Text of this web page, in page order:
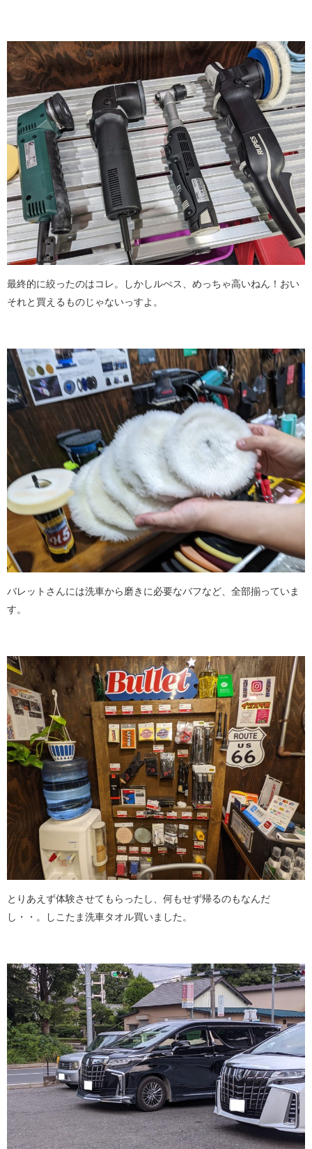
最終的に絞ったのはコレ。しかしルぺス、めっちゃ高いねん！おい
それと買えるものじゃないっすよ。
バレットさんには洗車から磨きに必要なバフなど、全部揃っていま
す。
とりあえず体験させてもらったし、何もせず帰るのもなんだ
し・・。しこたま洗車タオル買いました。